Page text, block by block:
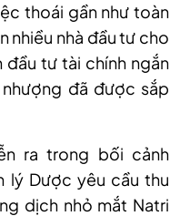
thoái gần như toàn
nhiều nhà đầu tư cho
đầu tư tài chính ngắn
đã được sắp
ra trong bối cảnh
lý Dược yêu cầu thu
dịch nhỏ mắt Natri